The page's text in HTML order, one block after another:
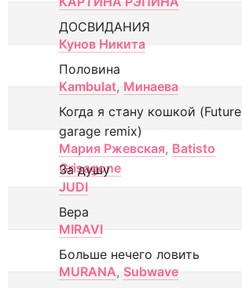
ДОСВИДАНИЯ
Кунов Никита
Половина
Kambulat, Минаева
Когда я стану кошкой (Future
garage remix)
Мария Ржевская, Batisto
Grisagone
За душу
JUDI
Вера
MIRAVI
Больше нечего ловить
MURANA, Subwave